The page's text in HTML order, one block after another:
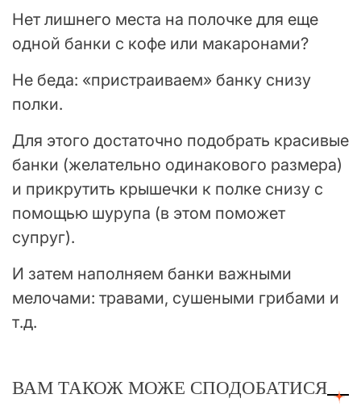
Нет лишнего места на полочке для еще
одной банки с кофе или макаронами?
Не беда: «пристраиваем» банку снизу
полки.
Для этого достаточно подобрать красивые
банки (желательно одинакового размера)
и прикрутить крышечки к полке снизу с
помощью шурупа (в этом поможет
супруг).
И затем наполняем банки важными
мелочами: травами, сушеными грибами и
т.д.
ВАМ ТАКОЖ МОЖЕ СПОДОБАТИСЯ